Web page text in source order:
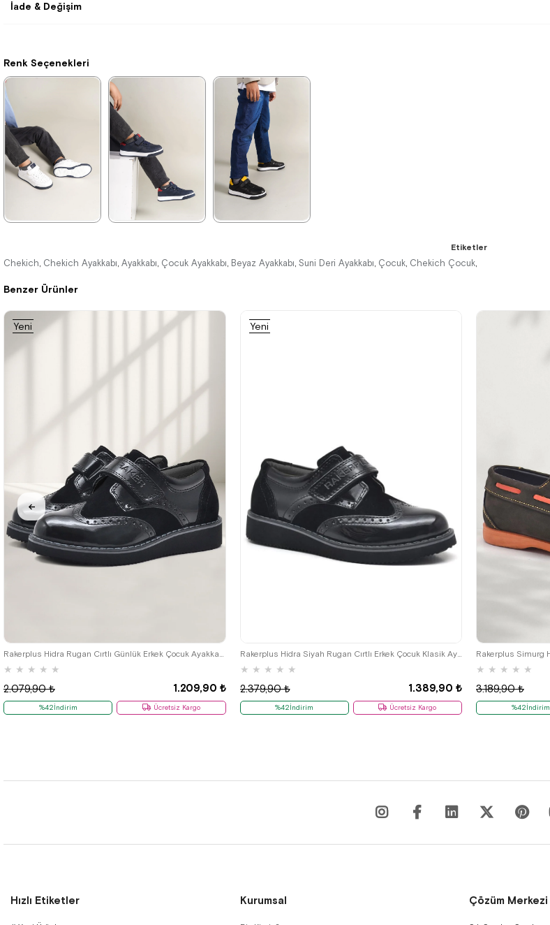
İade & Değişim
Renk Seçenekleri
1.996,00 ₺
2.894,00 ₺
%31İndirim
1.996,00 ₺
1.996,00 ₺
%31İndirim
Benzer Ürünler
★ ★ ★ ★ ★
1.209,90 ₺
2.079,90 ₺
%42İndirim Ücretsiz Kargo
Yeni
Rakerplus Hidra Siyah Rugan Cırtlı Erkek Çocuk Klasik Ayakkabı
★ ★ ★ ★ ★
1.389,90 ₺
2.379,90 ₺
%42İndirim Ücretsiz Kargo
Yeni
★ ★ ★ ★ ★
3.189,90 ₺
%42İndirim
Etiketler
Chekich, Chekich Ayakkabı, Ayakkabı, Çocuk Ayakkabı, Beyaz Ayakkabı, Suni Deri Ayakkabı, Çocuk, Chekich Çocuk,
Hızlı Etiketler Kurumsal Çözüm Merkezi